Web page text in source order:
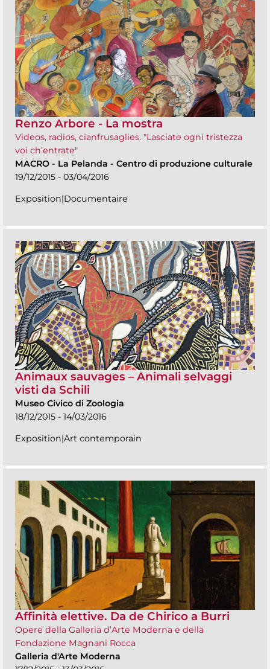
Renzo Arbore - La mostra
Videos, radios, cianfrusaglies. "Lasciate ogni tristezza
voi ch’entrate"
MACRO - La Pelanda - Centro di produzione culturale
19/12/2015 - 03/04/2016
Exposition|Documentaire
Animaux sauvages – Animali selvaggi
visti da Schili
Museo Civico di Zoologia
18/12/2015 - 14/03/2016
Exposition|Art contemporain
Affinità elettive. Da de Chirico a Burri
Opere della Galleria d’Arte Moderna e della
Fondazione Magnani Rocca
Galleria d'Arte Moderna